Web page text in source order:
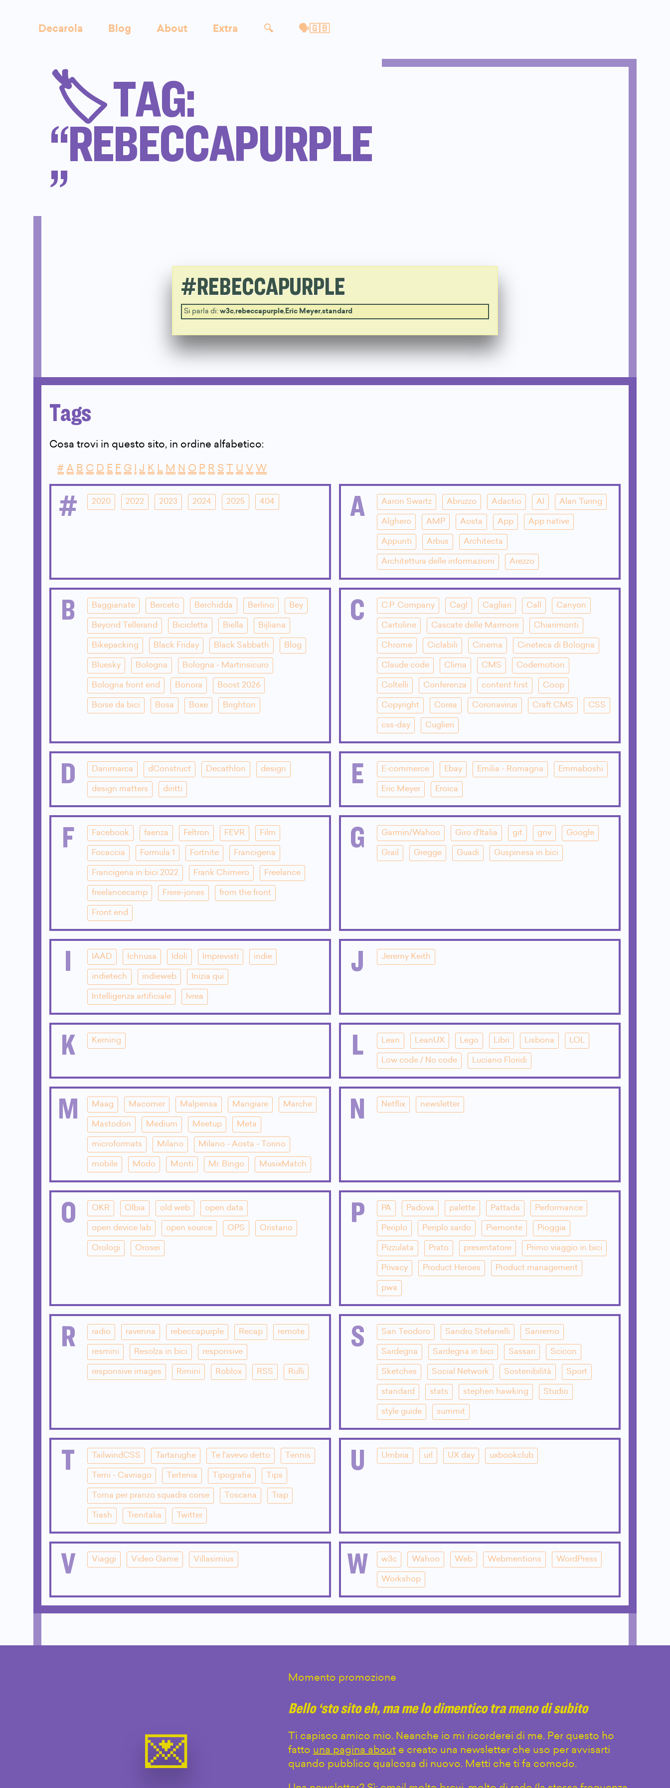
Decarola Blog About Extra 🔍 🗣🇬🇧
🏷️ TAG:
“REBECCAPURPLE
”
#REBECCAPURPLE
Si parla di:w3c,rebeccapurple, Eric Meyer,standard
Tags
Cosa trovi in questo sito, in ordine alfabetico:
# A B C D E F G J K L M N O P R S U V W
# 2020 2022 2023 2024 2025 404 A Aaron Swartz Abruzzo Adactio AI Alan Turing
Alghero AMP Aosta App App native
Appunti Arbus Architecta
Architettura delle informazioni Arezzo
B Baggianate Berceto Berchidda Berlino Bey
Beyond Tellerand Bicicletta Biella Bijliana
Bikepacking Black Friday Black Sabbath Blog
Bluesky Bologna Bologna - Martinsicuro
Bologna front end Bonora Boost 2026
Borse da bici Bosa Boxe Brighton
C C.P. Company Cagl Cagliari Call Canyon
Cartoline Cascate delle Marmore Chiarimonti
Chrome Ciclabili Cinema Cineteca di Bologna
Claude code Clima CMS Codemotion
Coltelli Conferenza content first Coop
Copyright Corea Coronavirus Craft CMS CSS
css-day Cuglieri
D Danimarca dConstruct Decathlon design
design matters diritti E E-commerce Ebay Emilia - Romagna Emmaboshi
Eric Meyer Eroica
F Facebook faenza Feltron FEVR Film
Focaccia Formula 1 Fortnite Francigena
Francigena in bici 2022 Frank Chimero Freelance
freelancecamp Frere-jones from the front
Front end
G Garmin/Wahoo Giro d'Italia git gnv Google
Grail Gregge Guadi Guspinesa in bici
I IAAD Ichnusa Idoli Imprevisti indie
indietech indieweb Inizia qui
Intelligenza artificiale Ivrea
J Jeremy Keith
K Kerning L Lean LeanUX Lego Libri Lisbona LOL
Low code / No code Luciano Floridi
M Maag Macomer Malpensa Mangiare Marche
Mastodon Medium Meetup Meta
microformats Milano Milano - Aosta - Torino
mobile Modo Monti Mr. Bingo MusixMatch
N Netflix newsletter
O OKR Olbia old web open data
open device lab open source OPS Oristano
Orologi Orosei
P PA Padova palette Pattada Performance
Periplo Periplo sardo Piemonte Pioggia
Pizzulata Prato presentatore Primo viaggio in bici
Privacy Product Heroes Product management
pwa
R radio ravenna rebeccapurple Recap remote
resmini Resolza in bici responsive
responsive images Rimini Roblox RSS Rulli
S San Teodoro Sandro Stefanelli Sanremo
Sardegna Sardegna in bici Sassari Scicon
Sketches Social Network Sostenibilità Sport
standard stats stephen hawking Studio
style guide summit
T TailwindCSS Tartarughe Te l'avevo detto Tennis
Terni - Cavriago Tertenia Tipografia Tips
Torna per pranzo squadra corse Toscana Trap
Trash Trenitalia Twitter
U Umbria url UX day uxbookclub
V Viaggi Video Game Villasimius W w3c Wahoo Web Webmentions WordPress
Workshop
Momento promozione
Bello ‘sto sito eh, ma me lo dimentico tra meno di subito
Ti capisco amico mio. Neanche io mi ricorderei di me. Per questo ho
fatto una pagina aboute creato una newsletter che uso per avvisarti
quando pubblico qualcosa di nuovo. Metti che ti fa comodo.